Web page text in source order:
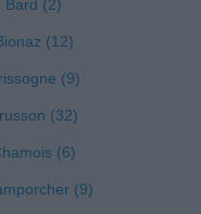
Bard (2)
(12)
(9)
(32)
(6)
(9)